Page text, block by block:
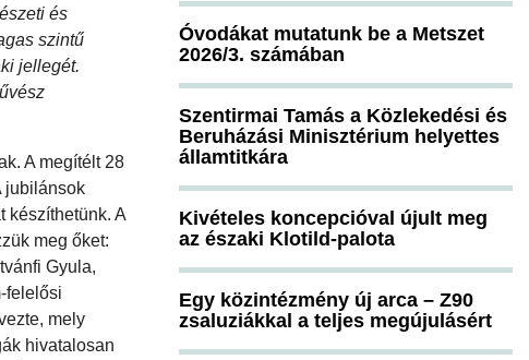
és
szintű
jellegét.
A megítélt 28
jubilánsok
készíthetünk. A
meg őket:
Gyula,
felelősi
mely
hivatalosan
Óvodákat mutatunk be a Metszet
2026/3. számában
Szentirmai Tamás a Közlekedési és
Beruházási Minisztérium helyettes
államtitkára
Kivételes koncepcióval újult meg
az északi Klotild-palota
Egy közintézmény új arca – Z90
zsaluziákkal a teljes megújulásért